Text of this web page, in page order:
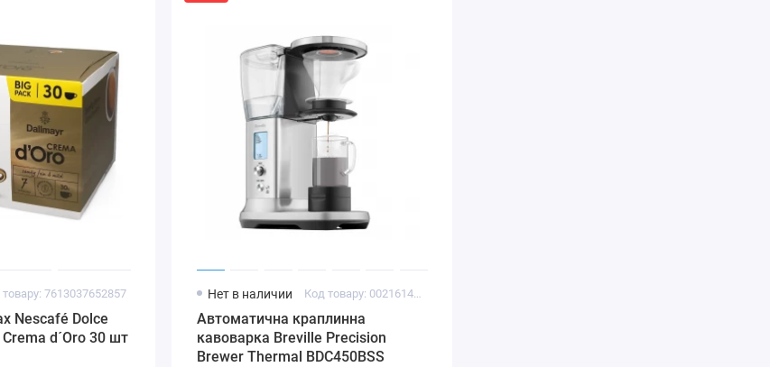
7613037652857
Nescafé Dolce
d´Oro 30 шт
Нет в наличии Код товару: 0021614250261
Автоматична краплинна
кавоварка Breville Precision
Brewer Thermal BDC450BSS